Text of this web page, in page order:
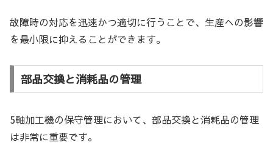
故障時の対応を迅速かつ適切に行うことで、生産への影響
を最小限に抑えることができます。
部品交換と消耗品の管理
5軸加工機の保守管理において、部品交換と消耗品の管理
は非常に重要です。